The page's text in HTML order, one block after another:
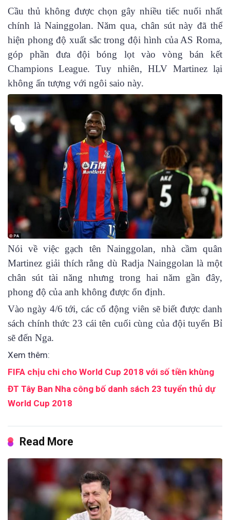
Cầu thủ không được chọn gây nhiều tiếc nuối nhất
chính là Nainggolan. Năm qua, chân sút này đã thể
hiện phong độ xuất sắc trong đội hình của AS Roma,
góp phần đưa đội bóng lọt vào vòng bán kết
Champions League. Tuy nhiên, HLV Martinez lại
không ấn tượng với ngôi saio này.
Nói về việc gạch tên Nainggolan, nhà cầm quân
Martinez giải thích rằng dù Radja Nainggolan là một
chân sút tài năng nhưng trong hai năm gần đây,
phong độ của anh không được ổn định.
Vào ngày 4/6 tới, các cổ động viên sẽ biết được danh
sách chính thức 23 cái tên cuối cùng của đội tuyển Bỉ
sẽ đến Nga.
Xem thêm:
FIFA chịu chi cho World Cup 2018 với số tiền khùng
ĐT Tây Ban Nha công bố danh sách 23 tuyển thủ dự
World Cup 2018
Read More